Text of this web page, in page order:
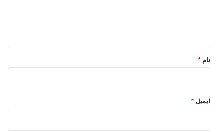
نام *
ایمیل *